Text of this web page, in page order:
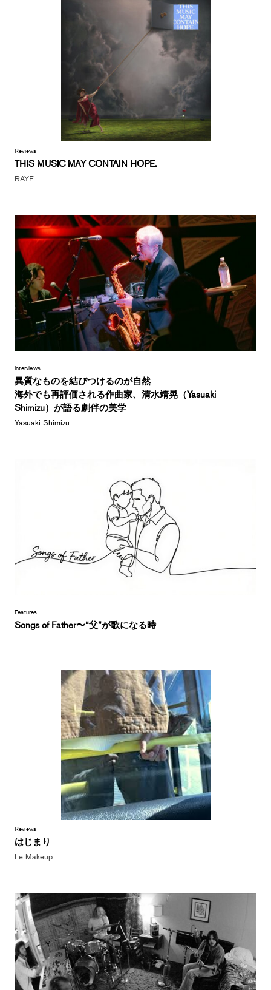
Reviews
THIS MUSIC MAY CONTAIN HOPE.
RAYE
Interviews
異質なものを結びつけるのが自然
海外でも再評価される作曲家、清水靖晃（Yasuaki
Shimizu）が語る劇伴の美学
Yasuaki Shimizu
Features
Songs of Father〜“父”が歌になる時
Reviews
はじまり
Le Makeup